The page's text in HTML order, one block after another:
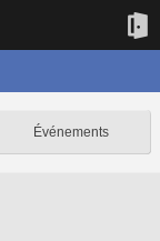
Événements